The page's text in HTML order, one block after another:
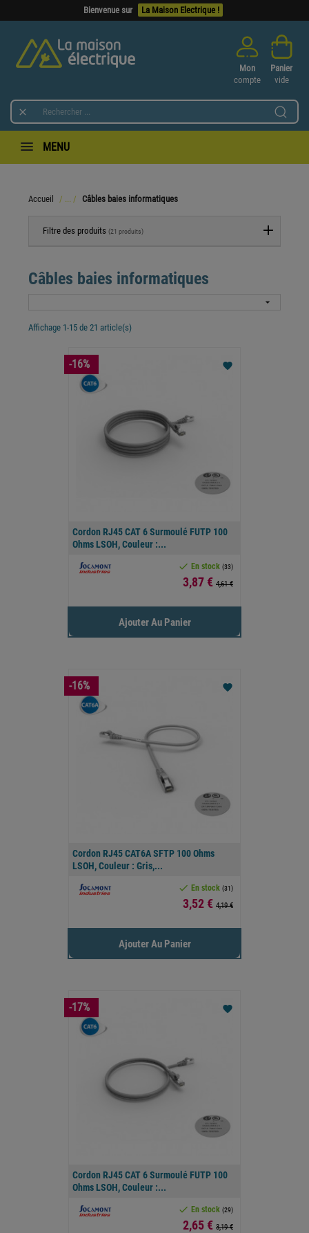
Bienvenue sur La Maison Electrique !

Mon
compte
Panier
vide
MENU
Accueil Câbles baies informatiques
Filtre des produits (21 produits)
Câbles baies informatiques

Affichage 1-15 de 21 article(s)
Cordon RJ45 CAT 6 Surmoulé FUTP 100
Ohms LSOH, Couleur :...
 En stock (33)
Prix
3,87 € 4,61 €
favorite
Ajouter Au Panier
-16%
Cordon RJ45 CAT6A SFTP 100 Ohms
LSOH, Couleur : Gris,...
 En stock (31)
Prix
3,52 € 4,19 €
favorite
Ajouter Au Panier
-16%
Cordon RJ45 CAT 6 Surmoulé FUTP 100
Ohms LSOH, Couleur :...
 En stock (29)
Prix
2,65 € 3,19 €
favorite
-17%